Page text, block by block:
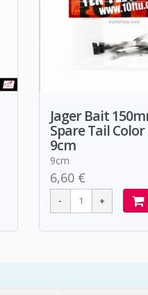
Jager Bait
Spare Tail Color
9cm
9cm
6,60 €